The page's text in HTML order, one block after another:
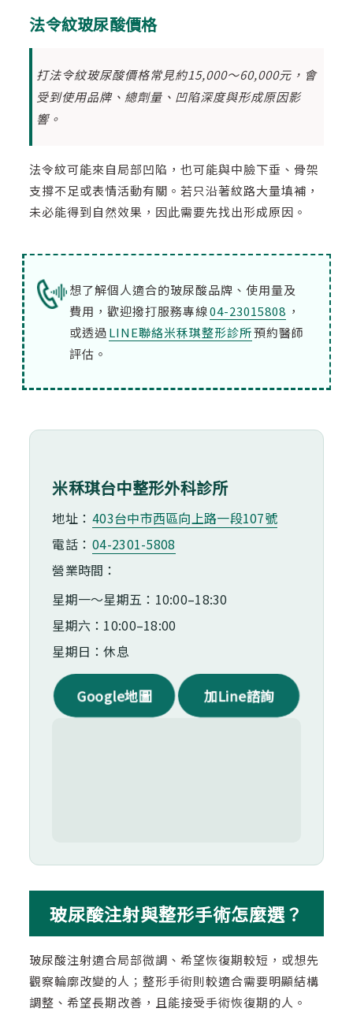
法令紋玻尿酸價格
打法令紋玻尿酸價格常見約15,000～60,000元，會
受到使用品牌、總劑量、凹陷深度與形成原因影
響。
法令紋可能來自局部凹陷，也可能與中臉下垂、骨架
支撐不足或表情活動有關。若只沿著紋路大量填補，
未必能得到自然效果，因此需要先找出形成原因。
想了解個人適合的玻尿酸品牌、使用量及
費用，歡迎撥打服務專線04-23015808 ，
或透過LINE聯絡米秝琪整形診所預約醫師
評估。
米秝琪台中整形外科診所
地址： 403台中市⻄區向上路一段107號
電話： 04-2301-5808
營業時間：
星期一～星期五：10:00–18:30
星期六：10:00–18:00
星期日：休息
Google地圖 加Line諮詢
玻尿酸注射與整形手術怎麼選？
玻尿酸注射適合局部微調、希望恢復期較短，或想先
觀察輪廓改變的人；整形手術則較適合需要明顯結構
調整、希望長期改善，且能接受手術恢復期的人。